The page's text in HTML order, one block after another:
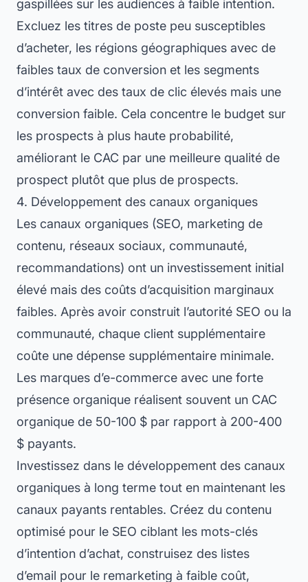
gaspillées sur les audiences à faible intention.
Excluez les titres de poste peu susceptibles
d’acheter, les régions géographiques avec de
faibles taux de conversion et les segments
d’intérêt avec des taux de clic élevés mais une
conversion faible. Cela concentre le budget sur
les prospects à plus haute probabilité,
améliorant le CAC par une meilleure qualité de
prospect plutôt que plus de prospects.
4. Développement des canaux organiques
Les canaux organiques (SEO, marketing de
contenu, réseaux sociaux, communauté,
recommandations) ont un investissement initial
élevé mais des coûts d’acquisition marginaux
faibles. Après avoir construit l’autorité SEO ou la
communauté, chaque client supplémentaire
coûte une dépense supplémentaire minimale.
Les marques d’e-commerce avec une forte
présence organique réalisent souvent un CAC
organique de 50-100 $ par rapport à 200-400
$ payants.
Investissez dans le développement des canaux
organiques à long terme tout en maintenant les
canaux payants rentables. Créez du contenu
optimisé pour le SEO ciblant les mots-clés
d’intention d’achat, construisez des listes
d’email pour le remarketing à faible coût,